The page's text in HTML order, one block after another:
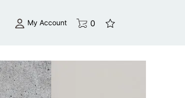
My Account 0